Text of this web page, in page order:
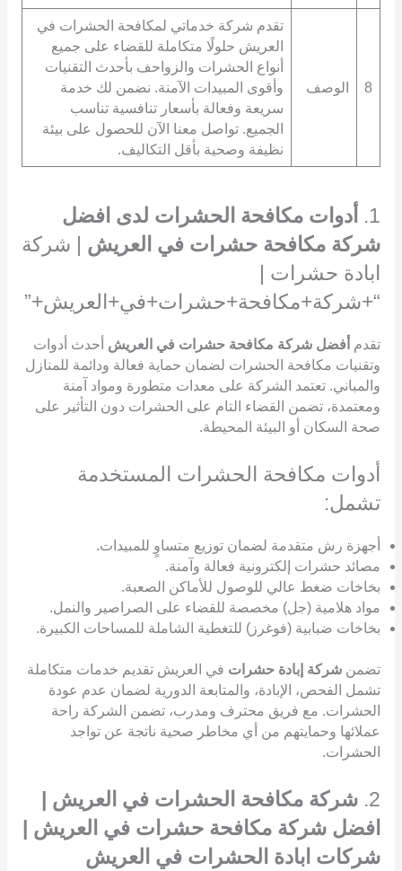
8 الوصف
تقدم شركة خدماتي لمكافحة الحشرات في
العريش حلولًا متكاملة للقضاء على جميع
أنواع الحشرات والزواحف بأحدث التقنيات
وأقوى المبيدات الآمنة. نضمن لك خدمة
سريعة وفعالة بأسعار تنافسية تناسب
الجميع. تواصل معنا الآن للحصول على بيئة
نظيفة وصحية بأقل التكاليف.
1.
أدوات مكافحة الحشرات لدى افضل
شركة مكافحة حشرات في العريش | شركة
ابادة حشرات |
“+شركة+مكافحة+حشرات+في+العريش+”
تقدم أفضل شركة مكافحة حشرات في العريش أحدث أدوات
وتقنيات مكافحة الحشرات لضمان حماية فعالة ودائمة للمنازل
والمباني. تعتمد الشركة على معدات متطورة ومواد آمنة
ومعتمدة، تضمن القضاء التام على الحشرات دون التأثير على
صحة السكان أو البيئة المحيطة.
أدوات مكافحة الحشرات المستخدمة
تشمل:
أجهزة رش متقدمة لضمان توزيع متساوٍ للمبيدات.
مصائد حشرات إلكترونية فعالة وآمنة.
بخاخات ضغط عالي للوصول للأماكن الصعبة.
مواد هلامية (جل) مخصصة للقضاء على الصراصير والنمل.
بخاخات ضبابية (فوغرز) للتغطية الشاملة للمساحات الكبيرة.
تضمن شركة إبادة حشرات في العريش تقديم خدمات متكاملة
تشمل الفحص، الإبادة، والمتابعة الدورية لضمان عدم عودة
الحشرات. مع فريق محترف ومدرب، تضمن الشركة راحة
عملائها وحمايتهم من أي مخاطر صحية ناتجة عن تواجد
الحشرات.
2. شركة مكافحة الحشرات في العريش |
افضل شركة مكافحة حشرات في العريش |
شركات ابادة الحشرات في العريش